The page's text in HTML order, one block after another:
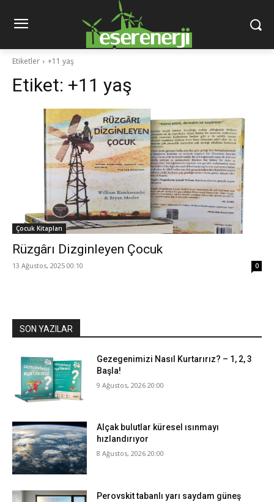
Etiketler +11 yaş
Etiket: +11 yaş
Çocuk Kitapları
Rüzgârı Dizginleyen Çocuk
13 Ağustos, 2025 00:10 0
SON YAZILAR
Gezegenimizi Nasıl Kurtarırız? – 1, 2, 3
Başla!
9 Ağustos, 2026 20:00
Alçak bulutlar küresel ısınmayı
hızlandırıyor
8 Ağustos, 2026 20:00
Perovskit tabanlı yarı saydam güneş